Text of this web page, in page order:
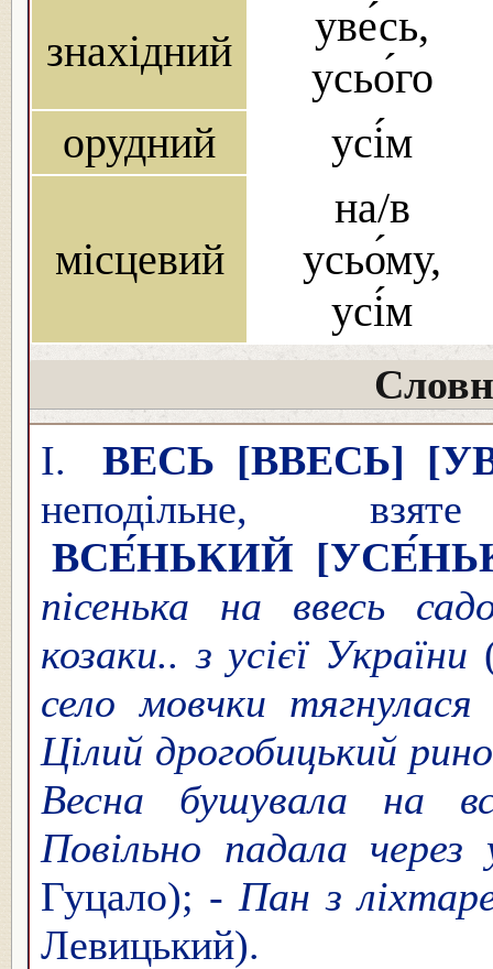
знахідний
уве́сь,
усьо́го
орудний
усі́м
місцевий
на/в
усьо́му,
усі́м
I.
ВЕСЬ [ВВЕСЬ]
неподільне,
ВСЕ́НЬКИЙ
пісенька на ввесь
козаки.. з усієї України
село мовчки тягнулася
Цілий дрогобицький
Весна бушувала на
Повільно падала через
Гуцало); - Пан з
Левицький).